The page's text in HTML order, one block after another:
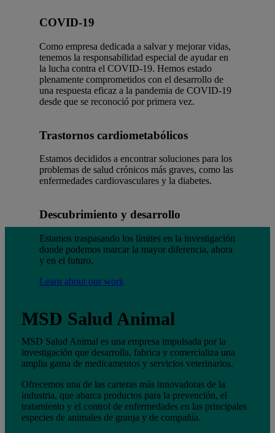
COVID-19
Como empresa dedicada a salvar y mejorar vidas,
tenemos la responsabilidad especial de ayudar en
la lucha contra el COVID-19. Hemos estado
plenamente comprometidos con el desarrollo de
una respuesta eficaz a la pandemia de COVID-19
desde que se reconoció por primera vez.
Trastornos cardiometabólicos
Estamos decididos a encontrar soluciones para los
problemas de salud crónicos más graves, como las
enfermedades cardiovasculares y la diabetes.
Descubrimiento y desarrollo
Estamos traspasando los límites en la investigación
donde podemos marcar la mayor diferencia, ahora
y en el futuro.
Learn about our work
MSD Salud Animal
MSD Salud Animal es una empresa impulsada por la
investigación que desarrolla, fabrica y comercializa una
amplia gama de medicamentos y servicios veterinarios.
Ofrecemos una de las carteras más innovadoras de la
industria, que abarca productos para la prevención, el
tratamiento y el control de enfermedades en las principales
especies de animales de granja y de compañía.